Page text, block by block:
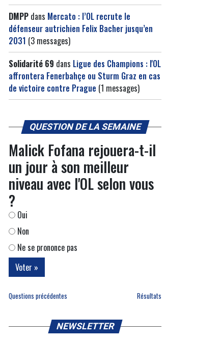
DMPP dans Mercato : l’OL recrute le
défenseur autrichien Felix Bacher jusqu’en
2031 (3 messages)
Solidarité 69 dans Ligue des Champions : l'OL
affrontera Fenerbahçe ou Sturm Graz en cas
de victoire contre Prague (1 messages)
QUESTION DE LA SEMAINE
Malick Fofana rejouera-t-il
un jour à son meilleur
niveau avec l'OL selon vous
?
Oui
Non
Ne se prononce pas
Questions précédentes Résultats
NEWSLETTER